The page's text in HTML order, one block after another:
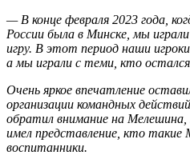
— В конце февраля 2023 года,
России была в Минске, мы
игру. В этот период наши
а мы играли с теми, кто
Очень яркое впечатление
организации командных
обратил внимание на
имел представление, кто такие
воспитанники.